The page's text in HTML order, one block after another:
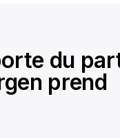
du
prend